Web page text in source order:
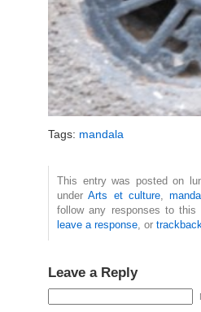
Tags: mandala
This entry was posted on
underArts et culture ,
follow any responses to
leave a response , or
Leave a Reply